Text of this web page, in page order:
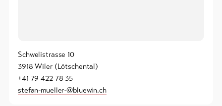
Forfaits
VTT
Schwelistrasse 10
3918 Wiler (Lötschental)
+41 79 422 78 35
stefan-mueller-@bluewin.ch